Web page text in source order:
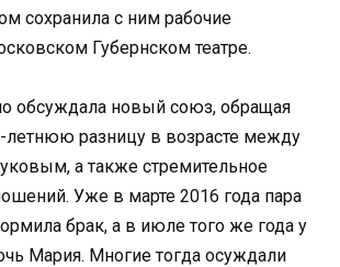
сохранила с ним рабочие
Губернском театре.
обсуждала новый союз, обращая
летнюю разницу в возрасте между
а также стремительное
Уже в марте 2016 года пара
брак, а в июле того же года у
Мария. Многие тогда осуждали